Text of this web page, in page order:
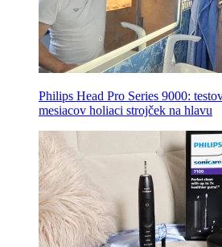
Philips Head Pro Series 9000:
mesiacov holiaci strojček na hlavu